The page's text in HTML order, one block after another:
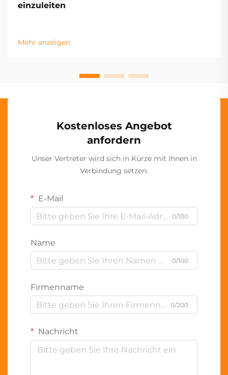
einzuleiten
Mehr anzeigen
Kostenloses Angebot
anfordern
Unser Vertreter wird sich in Kürze mit Ihnen in
Verbindung setzen.
E-Mail
0/100
Name
0/100
Firmenname
0/200
Nachricht